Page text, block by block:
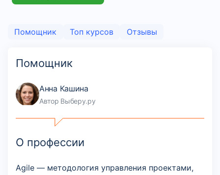
Помощник Топ курсов Отзывы
Помощник
Анна Кашина
Автор Выберу.ру
О профессии
Agile — методология управления проектами,